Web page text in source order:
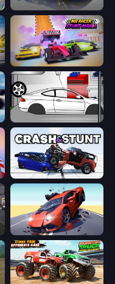
Circuit Racing
MR RACER Stunt Mania
Drag Racer V2
Crash & Stunt
Hyper Cars Ramp Crash